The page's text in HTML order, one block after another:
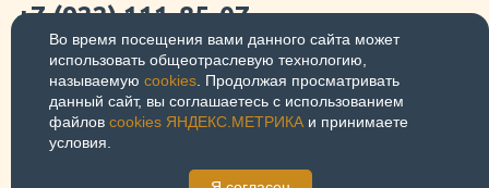
+7 (922) 111-85-07
620141 Свердловская область,
Екатеринбург, ул. Луначарского, 31
© 2026Политика
конфиденциальности
Во время посещения вами данного сайта может
использовать общеотраслевую технологию,
называемую cookies . Продолжая просматривать
данный сайт, вы соглашаетесь с использованием
файлов cookies ЯНДЕКС.МЕТРИКА и принимаете
условия.